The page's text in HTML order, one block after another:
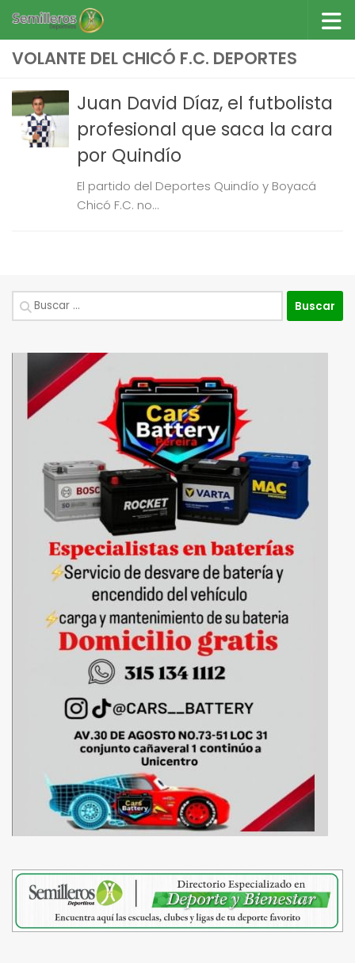
Saltar al contenido
VOLANTE DEL CHICÓ F.C. DEPORTES
Juan David Díaz, el futbolista
profesional que saca la cara
por Quindío
El partido del Deportes Quindío y Boyacá
Chicó F.C. no...
Buscar: